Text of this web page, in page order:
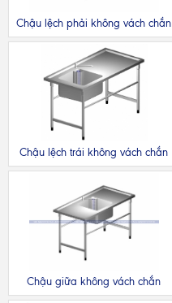
Chậu lệch phải không vách chắn
Chậu lệch trái không vách chắn
Chậu giữa không vách chắn